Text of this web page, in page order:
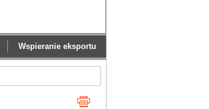
Wspieranie eksportu